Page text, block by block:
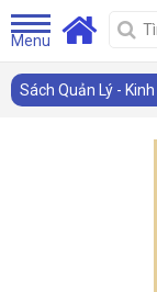
Menu
Sách Quản Lý -